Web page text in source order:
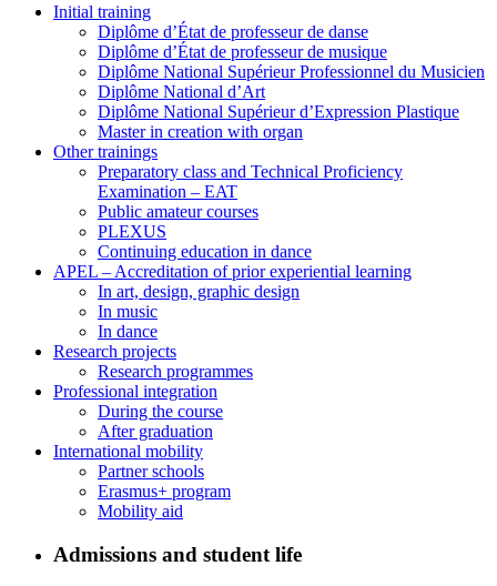
Initial training
Diplôme d’État de professeur de danse
Diplôme d’État de professeur de musique
Diplôme National Supérieur Professionnel du Musicien
Diplôme National d’Art
Diplôme National Supérieur d’Expression Plastique
Master in creation with organ
Other trainings
Preparatory class and Technical Proficiency
Examination – EAT
Public amateur courses
PLEXUS
Continuing education in dance
APEL – Accreditation of prior experiential learning
In art, design, graphic design
In music
In dance
Research projects
Research programmes
Professional integration
During the course
After graduation
International mobility
Partner schools
Erasmus+ program
Mobility aid
Admissions and student life